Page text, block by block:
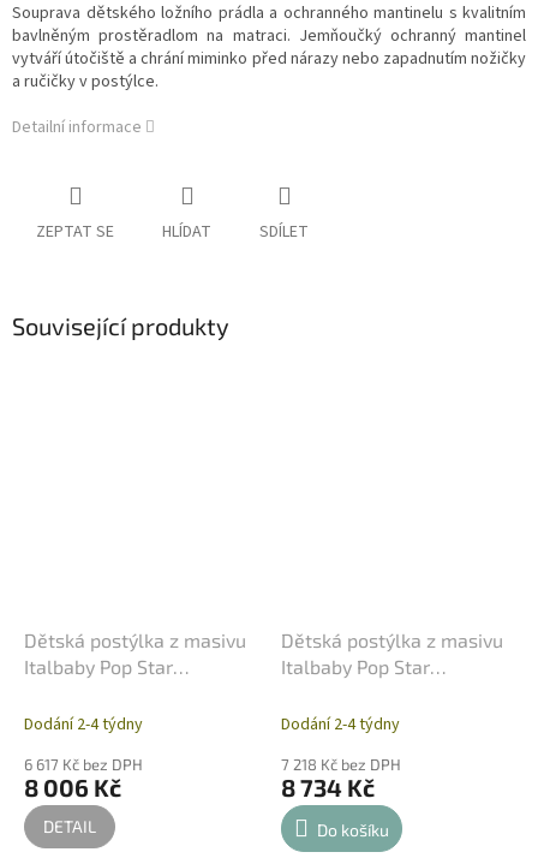
Souprava dětského ložního prádla a ochranného mantinelu s kvalitním
bavlněným prostěradlom na matraci. Jemňoučký ochranný mantinel
vytváří útočiště a chrání miminko před nárazy nebo zapadnutím nožičky
a ručičky v postýlce.
Detailní informace
ZEPTAT SE HLÍDAT SDÍLET
Související produkty
Dětská postýlka z masivu
Italbaby Pop Star
Dodání 2-4 týdny
6 617 Kč bez DPH
8 006 Kč
DETAIL
Dětská postýlka z masivu
Italbaby Pop Star
Dodání 2-4 týdny
7 218 Kč bez DPH
8 734 Kč
Do košíku